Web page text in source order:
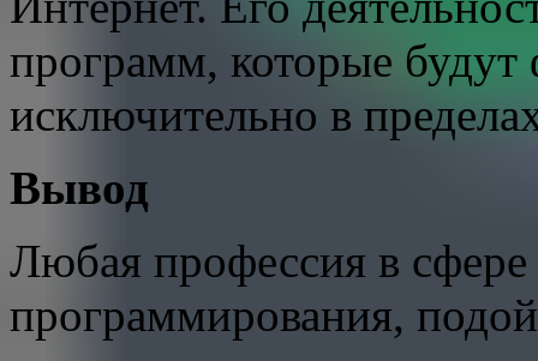
программ, которые будут
исключительно в
Вывод
Любая профессия в
программирования,